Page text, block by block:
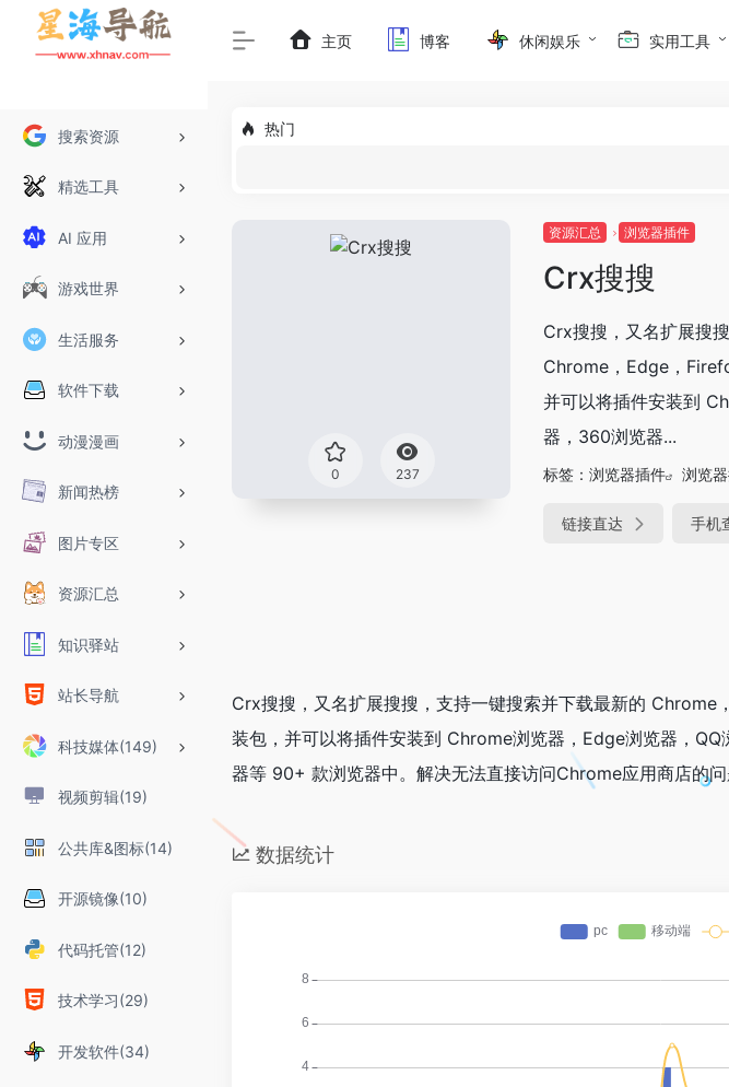
搜索资源
精选工具
AI 应用
游戏世界
生活服务
软件下载
动漫漫画
新闻热榜
图片专区
资源汇总
知识驿站
站长导航
科技媒体(149)
视频剪辑(19)
公共库&图标(14)
开源镜像(10)
代码托管(12)
技术学习(29)
开发软件(34)
主页 博客 休闲娱乐 实用工具
热门
0 237
资源汇总 浏览器插件
Crx搜搜
Crx搜搜，又名扩展搜
Chrome，Edge，
并可以将插件安装到
器，360浏览器...
标签： 浏览器插件 浏览
链接直达 手机
Crx搜搜，又名扩展搜搜，支持一键搜索并下载最新的
装包，并可以将插件安装到 Chrome浏览器，Edge浏览器，
器等 90+ 款浏览器中。解决无法直接访问Chrome应用商店的问
数据统计